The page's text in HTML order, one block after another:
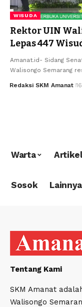
WISUDA
Rektor UIN
Lepas 447
Amanat.id- Sidang
Walisongo Semarang
Redaksi SKM Amanat
Warta
Sosok Lainnya
Tentang Kami
SKM Amanat
Walisongo